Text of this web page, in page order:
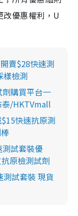
改優惠權利，U
賣$28快速測
樣檢測
劑購買平台一
/HKTVmall
快速抗原測
試套裝優
原檢測試劑
測試套裝 現貨